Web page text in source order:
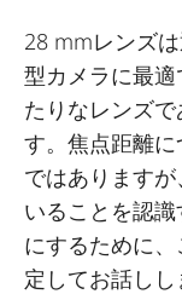
28 mmレンズ
型カメラに最
たりなレンズ
す。焦点距離
ではあります
いることを認
にするために
定してお話し